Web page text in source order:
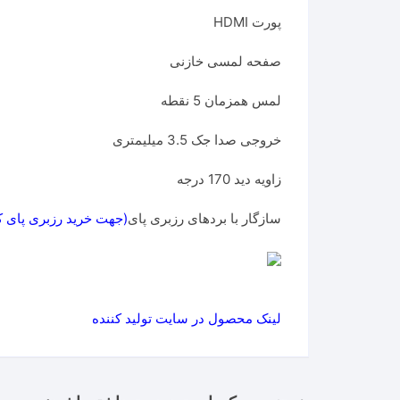
پورت HDMI
صفحه لمسی خازنی
لمس همزمان 5 نقطه
خروجی صدا جک 3.5 میلیمتری
زاویه دید 170 درجه
سازگار با بردهای رزبری پای(جهت خرید رزبری پای
لینک محصول در سایت تولید کننده